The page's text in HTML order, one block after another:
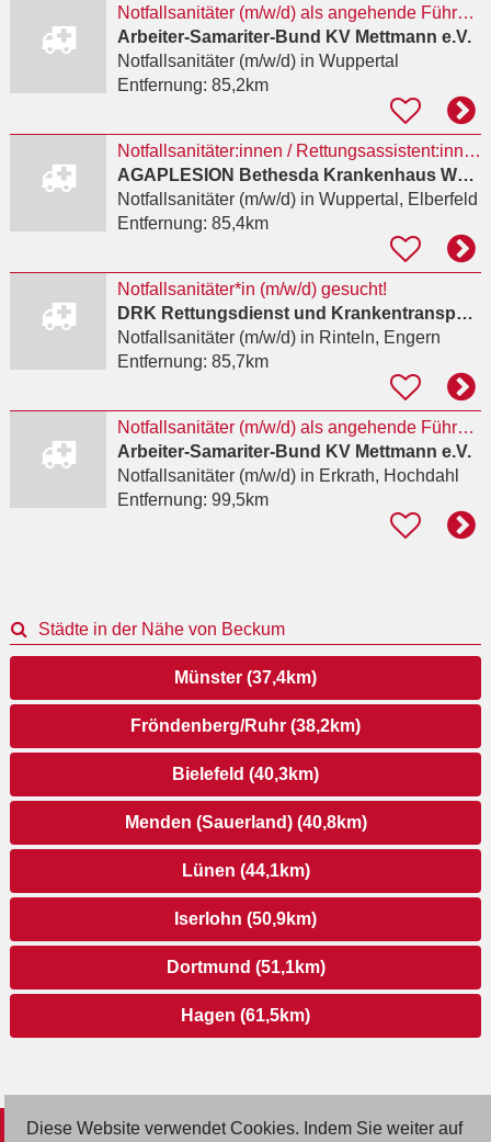
Notfallsanitäter (m/w/d) als angehende Führungskraft
Arbeiter-Samariter-Bund KV Mettmann e.V.
Notfallsanitäter (m/w/d)in Wuppertal
Entfernung: 85,2km
Notfallsanitäter:innen / Rettungsassistent:innen für die Intensivstation (w/m/d)
AGAPLESION Bethesda Krankenhaus Wuppertal gGmbH
Notfallsanitäter (m/w/d)in Wuppertal, Elberfeld
Entfernung: 85,4km
Notfallsanitäter*in (m/w/d) gesucht!
DRK Rettungsdienst und Krankentransport im Landkreis Schaumburg e. V.
Notfallsanitäter (m/w/d)in Rinteln, Engern
Entfernung: 85,7km
Notfallsanitäter (m/w/d) als angehende Führungskraft
Arbeiter-Samariter-Bund KV Mettmann e.V.
Notfallsanitäter (m/w/d)in Erkrath, Hochdahl
Entfernung: 99,5km
Städte in der Nähe von Beckum
Münster (37,4km)
Fröndenberg/Ruhr (38,2km)
Bielefeld (40,3km)
Menden (Sauerland) (40,8km)
Lünen (44,1km)
Iserlohn (50,9km)
Dortmund (51,1km)
Hagen (61,5km)
© 2026 Deutsche Jobmarkt GmbH
Diese Website verwendet Cookies. Indem Sie weiter auf